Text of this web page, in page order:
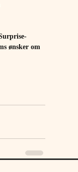
ønsker om